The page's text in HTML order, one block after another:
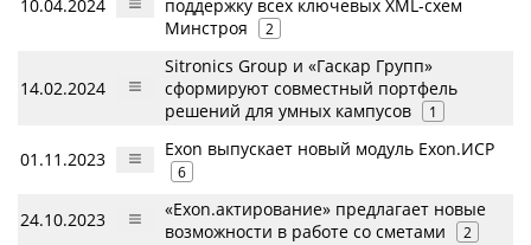
10.04.2024
поддержку всех ключевых XML-схем
Минстроя
2
14.02.2024
Sitronics Group и «Гаскар Групп»
сформируют совместный портфель
решений для умных кампусов
1
01.11.2023 Exon выпускает новый модуль Exon.ИСР
6
24.10.2023
«Exon.актирование» предлагает новые
возможности в работе со сметами
2